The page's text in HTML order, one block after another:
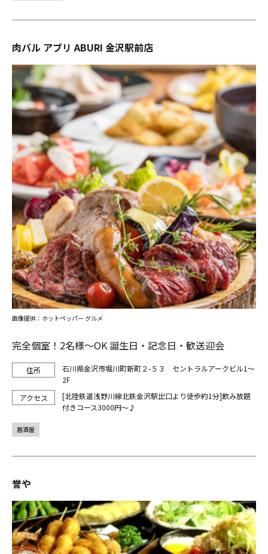
肉バル アブリ ABURI 金沢駅前店
完全個室！2名様～OK 誕生日・記念日・歓送迎会
石川県金沢市堀川町新町２-５３ セントラルアークビル1～
2F
[北陸鉄道浅野川線北鉄金沢駅出口より徒歩約1分]飲み放題
付きコース3000円～♪
画像提供：ホットペッパー グルメ
居酒屋
誉や